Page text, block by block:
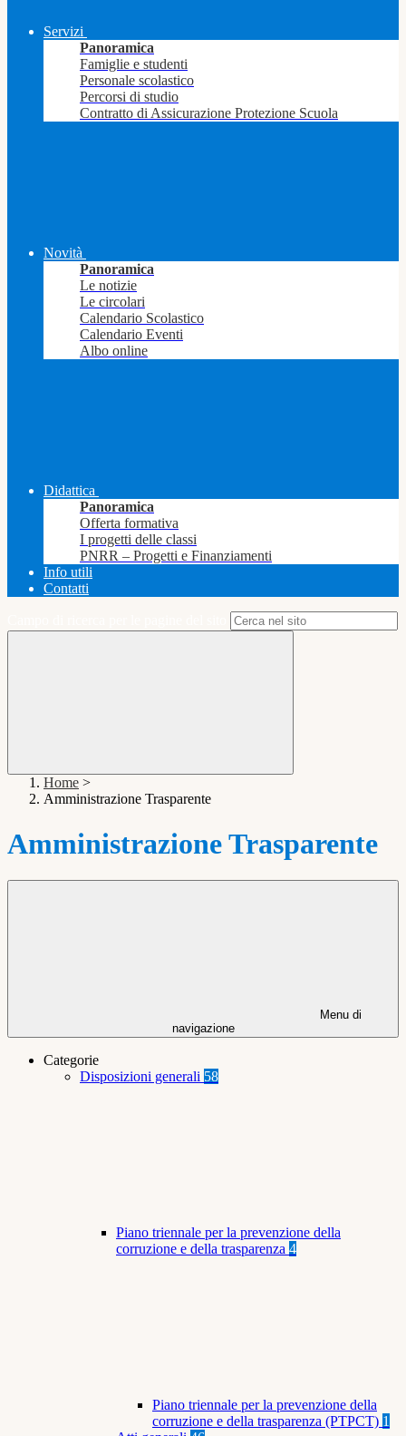
Servizi
Panoramica
Famiglie e studenti
Personale scolastico
Percorsi di studio
Contratto di Assicurazione Protezione Scuola
Novità
Panoramica
Le notizie
Le circolari
Calendario Scolastico
Calendario Eventi
Albo online
Didattica
Panoramica
Offerta formativa
I progetti delle classi
PNRR – Progetti e Finanziamenti
Info utili
Contatti
Home >
Amministrazione Trasparente
Amministrazione Trasparente
Menu di
navigazione
Categorie
Disposizioni generali 58
Piano triennale per la prevenzione della
corruzione e della trasparenza 4
Piano triennale per la prevenzione della
corruzione e della trasparenza (PTPCT) 1